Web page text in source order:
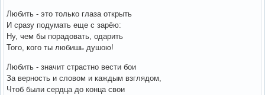
Любить - это только глаза открыть
И сразу подумать еще с зарёю:
Ну, чем бы порадовать, одарить
Того, кого ты любишь душою!
Любить - значит страстно вести бои
За верность и словом и каждым взглядом,
Чтоб были сердца до конца свои